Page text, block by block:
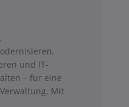
und IT-
– für eine
Mit